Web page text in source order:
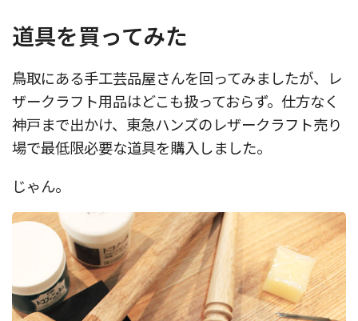
道具を買ってみた
鳥取にある手工芸品屋さんを回ってみましたが、レ
ザークラフト用品はどこも扱っておらず。仕方なく
神戸まで出かけ、東急ハンズのレザークラフト売り
場で最低限必要な道具を購入しました。
じゃん。